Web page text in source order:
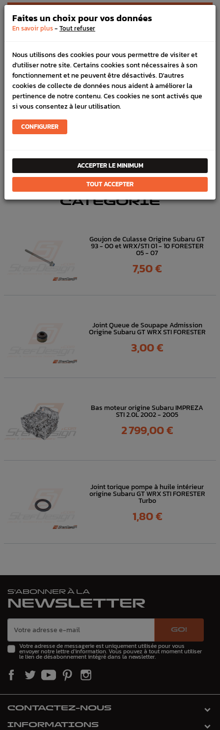
LIVRAISON
VÉHICULES COMPATIBLE
SCHÉMA CONSTRUCTEUR
Marque :SUBARU
Référence :1542
FICHE TECHNIQUE
DANSLA MÊME
CATÉGORIE
Goujon de Culasse Origine Subaru GT
93 - 00 et WRX/STI 01 - 10 FORESTER
05 - 07
Prix
7,50 €
Joint Queue de Soupape Admission
Origine Subaru GT WRX STI FORESTER
Prix
3,00 €
Bas moteur origine Subaru IMPREZA
STI 2.0L 2002 - 2005
Prix
2 799,00 €
Joint torique pompe à huile intérieur
origine Subaru GT WRX STI FORESTER
Turbo
Prix
1,80 €
S'ABONNER À LA
NEWSLETTER
GO!
Votre adresse de messagerie est uniquement utilisée pour vous
envoyer notre lettre d'information. Vous pouvez à tout moment utiliser
le lien de désabonnement intégré dans la newsletter.
CONTACTEZ-NOUS
INFORMATIONS
Faites un choix pour vos données
En savoir plus- Tout refuser
Nous utilisons des cookies pour vous permettre de visiter et
d'utiliser notre site. Certains cookies sont nécessaires à son
fonctionnement et ne peuvent être désactivés. D'autres
cookies de collecte de données nous aident à améliorer la
pertinence de notre contenu. Ces cookies ne sont activés que
si vous consentez à leur utilisation.
CONFIGURER
ACCEPTER LE MINIMUM
TOUT ACCEPTER